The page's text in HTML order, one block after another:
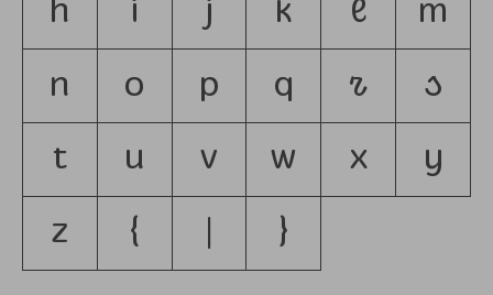
h i j k l m
n o p q r s
t u v w x y
z { }